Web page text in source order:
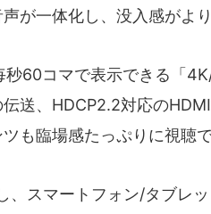
が一体化し、没入感がよ
60コマで表示できる「
送、HDCP2.2対応の
も臨場感たっぷりに視聴で
スマートフォン/タブレ